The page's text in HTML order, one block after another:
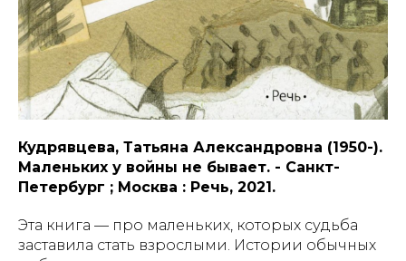
Кудрявцева, Татьяна Александровна (1950-).
Маленьких у войны не бывает. - Санкт-
Петербург ; Москва : Речь, 2021.
Эта книга — про маленьких, которых судьба
заставила стать взрослыми. Истории обычных